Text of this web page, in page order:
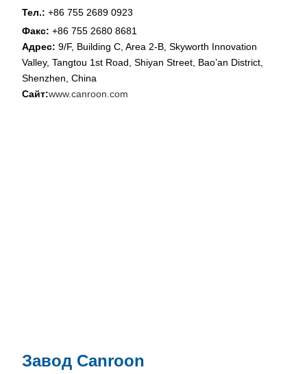
Тел.: +86 755 2689 0923
Факс: +86 755 2680 8681
Адрес: 9/F, Building C, Area 2-B, Skyworth Innovation
Valley, Tangtou 1st Road, Shiyan Street, Bao’an District,
Shenzhen, China
Сайт:www.canroon.com
Завод Canroon